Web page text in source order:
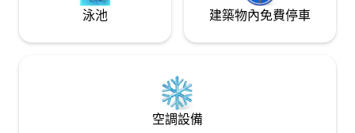
泳池 建築物內免費停車
空調設備